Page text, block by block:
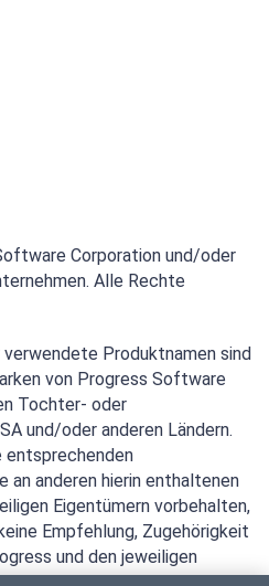
Corporation und/oder
Alle Rechte
Produktnamen sind
von Progress Software
Tochter- oder
und/oder anderen Ländern.
entsprechenden
an anderen hierin enthaltenen
Eigentümern vorbehalten,
Empfehlung, Zugehörigkeit
und den jeweiligen